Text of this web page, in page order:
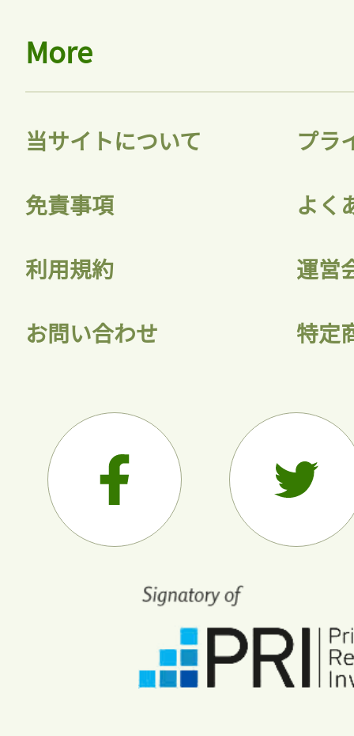
More
当サイトについて プラ
免責事項 よく
利用規約 運営
お問い合わせ 特定